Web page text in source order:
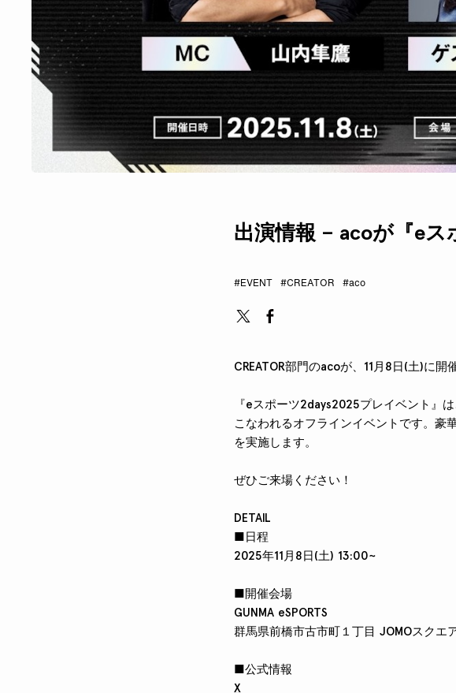
出演情報 – acoが『e
#EVENT #CREATOR #aco
CREATOR部門のacoが、11月8日(土)に
『eスポーツ2days2025プレイベント』
こなわれるオフラインイベントです。豪
を実施します。
ぜひご来場ください！
DETAIL
■日程
2025年11月8日(土) 13:00~
■開催会場
GUNMA eSPORTS
群馬県前橋市古市町１丁目 JOMOスクエ
■公式情報
X